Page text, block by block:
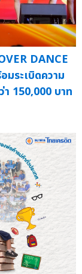
DANCE
ระเบิดความ
150,000 บาท